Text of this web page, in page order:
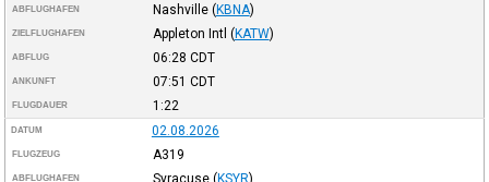
ABFLUGHAFEN Nashville (KBNA)
ZIELFLUGHAFEN Appleton Intl (KATW)
ABFLUG 06:28 CDT
ANKUNFT 07:51 CDT
FLUGDAUER 1:22
DATUM 02.08.2026
FLUGZEUG A319
ABFLUGHAFEN Syracuse (KSYR)